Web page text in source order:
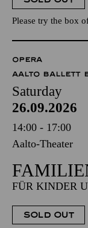
Please try the box
OPERA
AALTO BALLETT
Saturday
26.09.2026
14:00 - 17:00
Aalto-Theater
FÜR KINDER
SOLD OUT